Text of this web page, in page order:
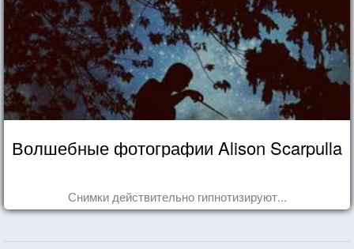
Волшебные фотографии Alison Scarpulla
Снимки действительно гипнотизируют...